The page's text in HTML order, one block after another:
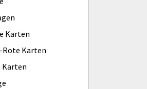
Karten
Rote Karten
Karten